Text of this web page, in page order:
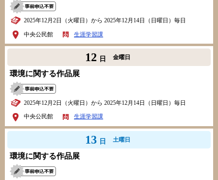
2025年12月2日（火曜日）から 2025年12月14日（日曜日）毎日
中央公民館 生涯学習課
12 日 金曜日
環境に関する作品展
2025年12月2日（火曜日）から 2025年12月14日（日曜日）毎日
中央公民館 生涯学習課
13 日 土曜日
環境に関する作品展